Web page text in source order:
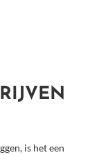
is het een